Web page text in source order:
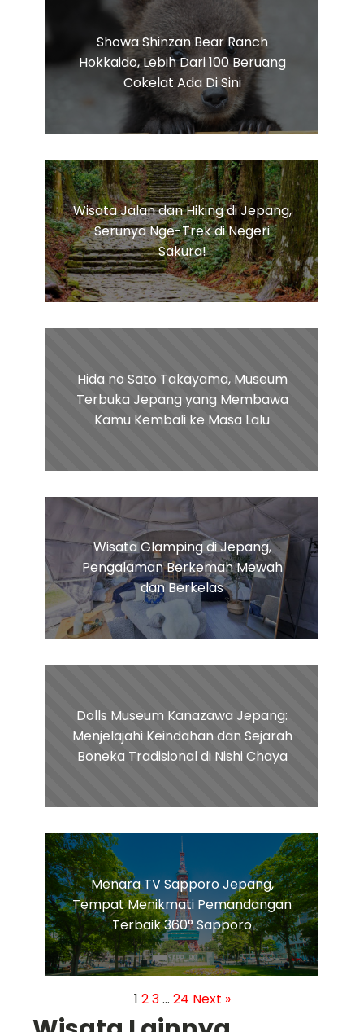
Showa Shinzan Bear Ranch
Hokkaido, Lebih Dari 100 Beruang
Cokelat Ada Di Sini
Wisata Jalan dan Hiking di Jepang,
Serunya Nge-Trek di Negeri
Sakura!
Hida no Sato Takayama, Museum
Terbuka Jepang yang Membawa
Kamu Kembali ke Masa Lalu
Wisata Glamping di Jepang,
Pengalaman Berkemah Mewah
dan Berkelas
Dolls Museum Kanazawa Jepang:
Menjelajahi Keindahan dan Sejarah
Boneka Tradisional di Nishi Chaya
Menara TV Sapporo Jepang,
Tempat Menikmati Pemandangan
Terbaik 360° Sapporo
1 23… 24 Next »